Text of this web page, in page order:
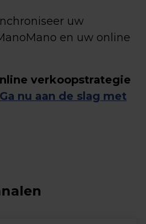
uw
en uw online
verkoopstrategie
Ga nu aan de slag met